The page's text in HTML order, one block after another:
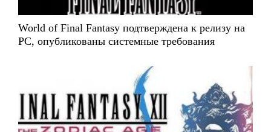
World of Final Fantasy подтверждена к релизу на
PC, опубликованы системные требования